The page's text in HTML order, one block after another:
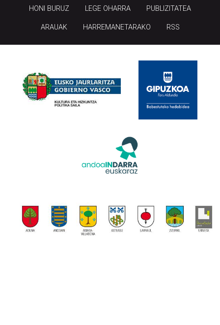
HONI BURUZ LEGE OHARRA PUBLIZITATEA
ARAUAK HARREMANETARAKO RSS